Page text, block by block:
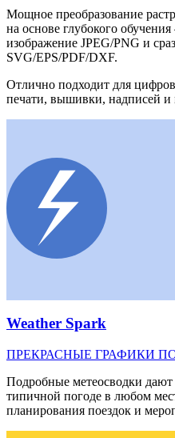
Мощное преобразование
на основе глубокого
изображение JPEG/PNG и
SVG/EPS/PDF/DXF.
Отлично подходит для
печати, вышивки, надписей и
Weather Spark
ПРЕКРАСНЫЕ ГРАФИКИ
Подробные метеосводки
типичной погоде в любом
планирования поездок и